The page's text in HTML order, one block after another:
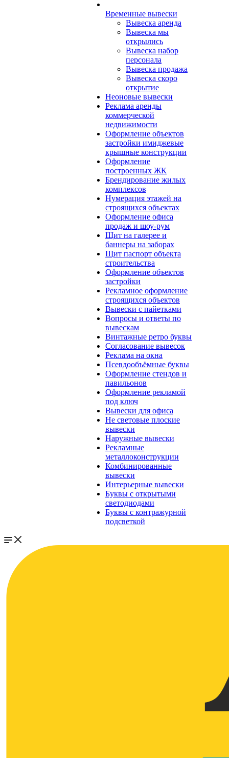
Временные вывески
Вывеска аренда
Вывеска мы
открылись
Вывеска набор
персонала
Вывеска продажа
Вывеска скоро
открытие
Неоновые вывески
Реклама аренды
коммерческой
недвижимости
Оформление объектов
застройки имиджевые
крышные конструкции
Оформление
построенных ЖК
Брендирование жилых
комплексов
Нумерация этажей на
строящихся объектах
Оформление офиса
продаж и шоу-рум
Щит на галерее и
баннеры на заборах
Щит паспорт объекта
строительства
Оформление объектов
застройки
Рекламное оформление
строящихся объектов
Вывески с пайетками
Вопросы и ответы по
вывескам
Винтажные ретро буквы
Согласование вывесок
Реклама на окна
Псевдообъёмные буквы
Оформление стендов и
павильонов
Оформление рекламой
под ключ
Вывески для офиса
Не световые плоские
вывески
Наружные вывески
Рекламные
металлоконструкции
Комбинированные
вывески
Интерьерные вывески
Буквы с открытыми
светодиодами
Буквы с контражурной
подсветкой